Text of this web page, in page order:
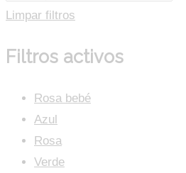
Limpar filtros
Filtros activos
Rosa bebé
Azul
Rosa
Verde